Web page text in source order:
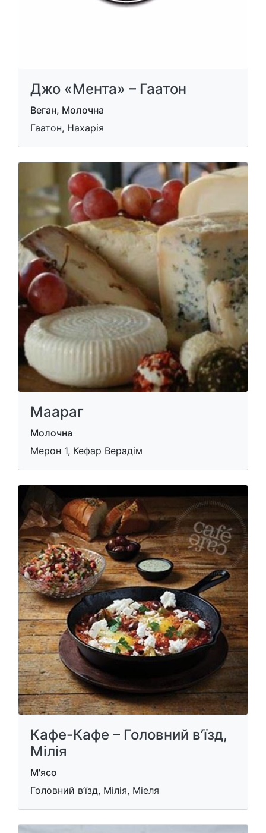
Джо «Мента» – Гаатон
Веган, Молочна
Гаатон, Нахарія
Маараг
Молочна
Мерон 1, Кефар Верадім
Кафе-Кафе – Головний в’їзд,
Мілія
М'ясо
Головний в’їзд, Мілія, Міеля